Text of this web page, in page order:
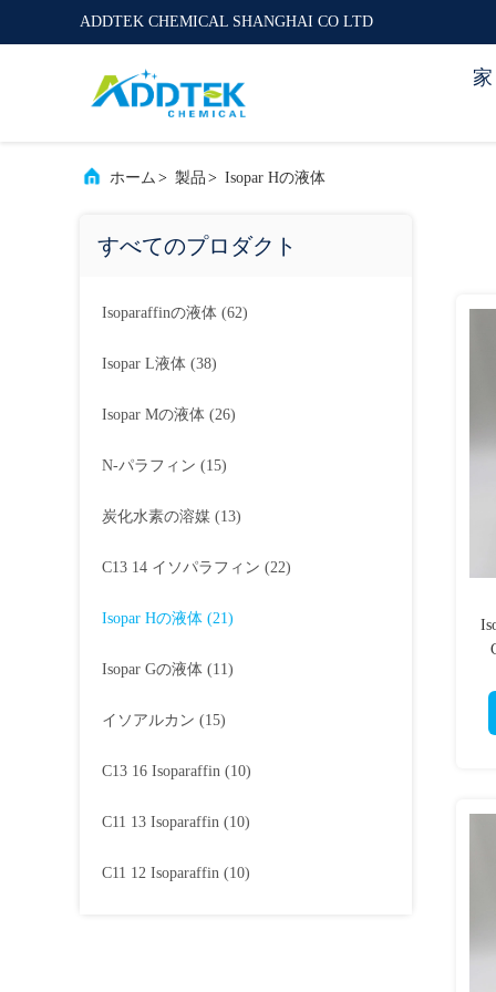
ADDTEK CHEMICAL SHANGHAI CO LTD
家
ホーム > 製品 > Isopar Hの液体
すべてのプロダクト
Isoparaffinの液体 (62)
Isopar L液体 (38)
Isopar Mの液体 (26)
N-パラフィン (15)
炭化水素の溶媒 (13)
C13 14 イソパラフィン (22)
Isopar Hの液体 (21)
Isopar Gの液体 (11)
イソアルカン (15)
C13 16 Isoparaffin (10)
C11 13 Isoparaffin (10)
C11 12 Isoparaffin (10)